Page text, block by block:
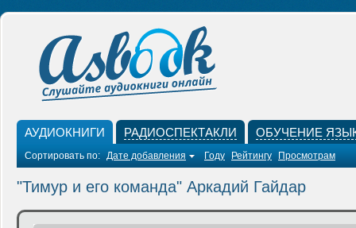
АУДИОКНИГИ РАДИОСПЕКТАКЛИ ОБУЧЕНИЕ
Сортировать по: Дате добавления Году Рейтингу Просмотрам
"Тимур и его команда" Аркадий Гайдар